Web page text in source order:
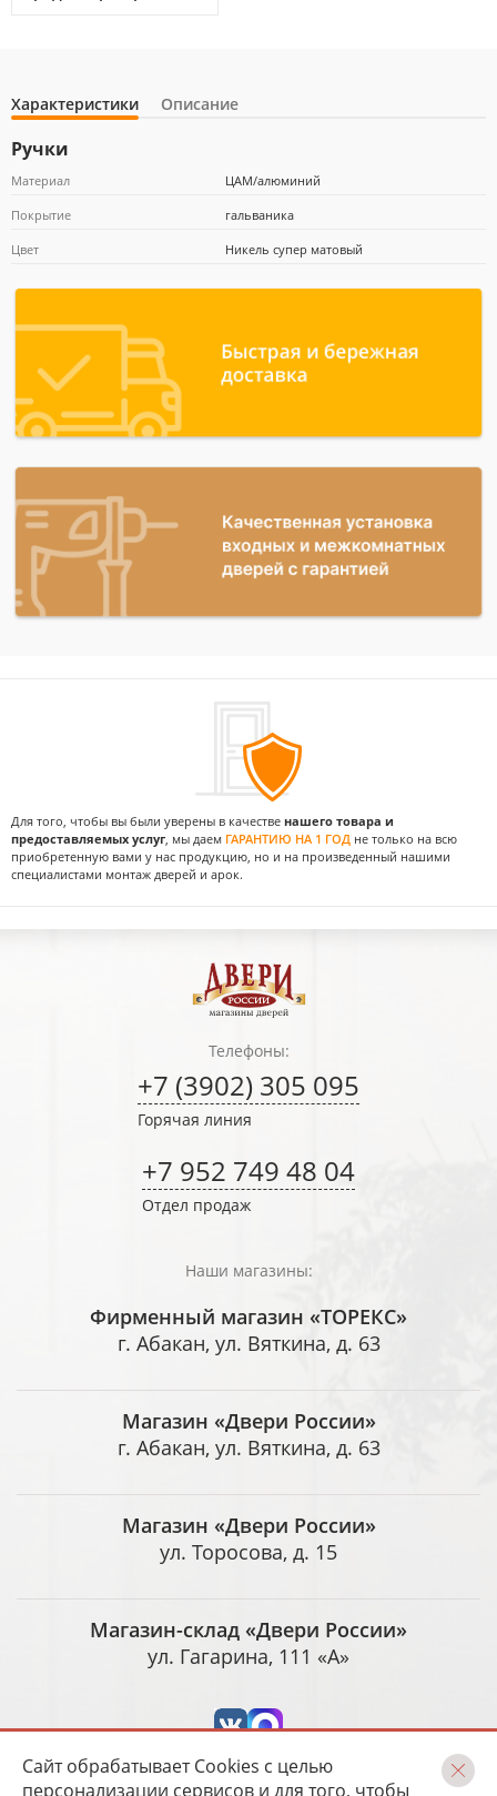
otpbank
Почта Банк
Характеристики
Ручки
Материал ЦАМ/алюминий
Покрытие гальваника
Цвет Никель супер матовый
Описание
Для того, чтобы вы были уверены в качестве нашего товара и
предоставляемых услуг , мы даем ГАРАНТИЮ НА 1 ГОД не только на всю
приобретенную вами у нас продукцию, но и на произведенный нашими
специалистами монтаж дверей и арок.
Сайт обрабатывает Cookies с целью
персонализации сервисов и для того, чтобы
Телефоны:
+7 (3902) 305 095
Горячая линия
+7 952 749 48 04
Отдел продаж
Наши магазины:
Фирменный магазин «ТОРЕКС»
г. Абакан, ул. Вяткина, д. 63
Магазин «Двери России»
г. Абакан, ул. Вяткина, д. 63
Магазин «Двери России»
ул. Торосова, д. 15
Магазин-склад «Двери России»
ул. Гагарина, 111 «А»